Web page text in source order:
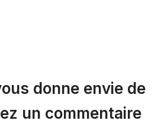
donne envie de
un commentaire